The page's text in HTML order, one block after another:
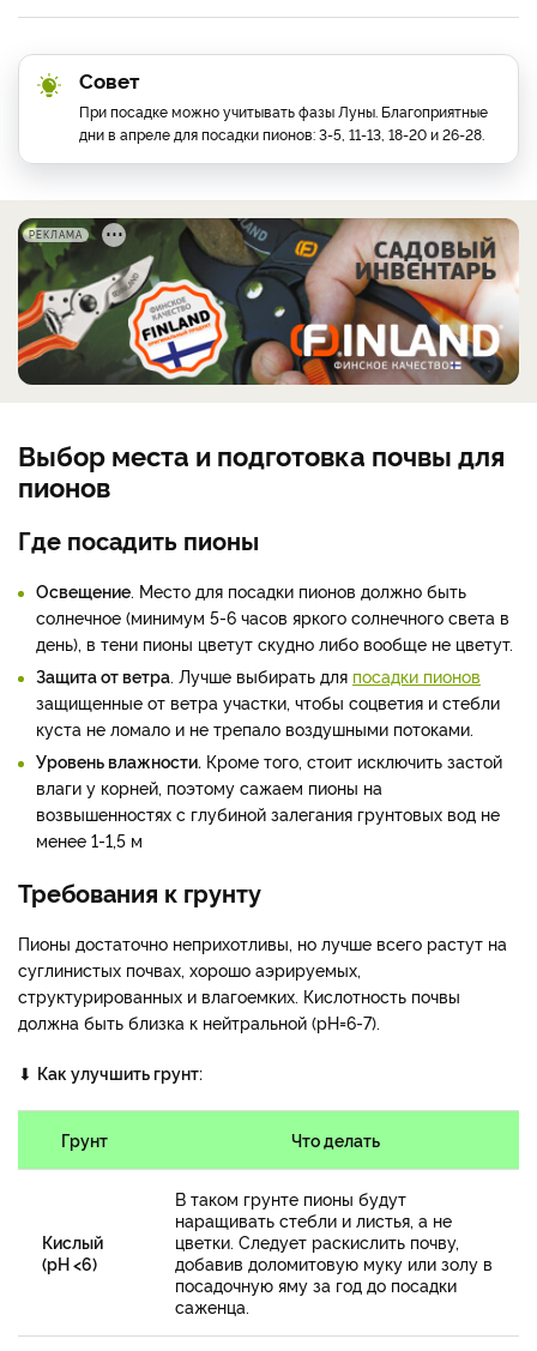
Совет
При посадке можно учитывать фазы Луны. Благоприятные
дни в апреле для посадки пионов: 3-5, 11-13, 18-20 и 26-28.
РЕКЛАМА
Выбор места и подготовка почвы для
пионов
Где посадить пионы
Освещение. Место для посадки пионов должно быть
солнечное (минимум 5-6 часов яркого солнечного света в
день), в тени пионы цветут скудно либо вообще не цветут.
Защита от ветра. Лучше выбирать для посадки пионов
защищенные от ветра участки, чтобы соцветия и стебли
куста не ломало и не трепало воздушными потоками.
Уровень влажности. Кроме того, стоит исключить застой
влаги у корней, поэтому сажаем пионы на
возвышенностях с глубиной залегания грунтовых вод не
менее 1-1,5 м
Требования к грунту
Пионы достаточно неприхотливы, но лучше всего растут на
суглинистых почвах, хорошо аэрируемых,
структурированных и влагоемких. Кислотность почвы
должна быть близка к нейтральной (рН=6-7).
⬇ Как улучшить грунт:
Грунт Что делать
Кислый
(рН <6)
В таком грунте пионы будут
наращивать стебли и листья, а не
цветки. Следует раскислить почву,
добавив доломитовую муку или золу в
посадочную яму за год до посадки
саженца.